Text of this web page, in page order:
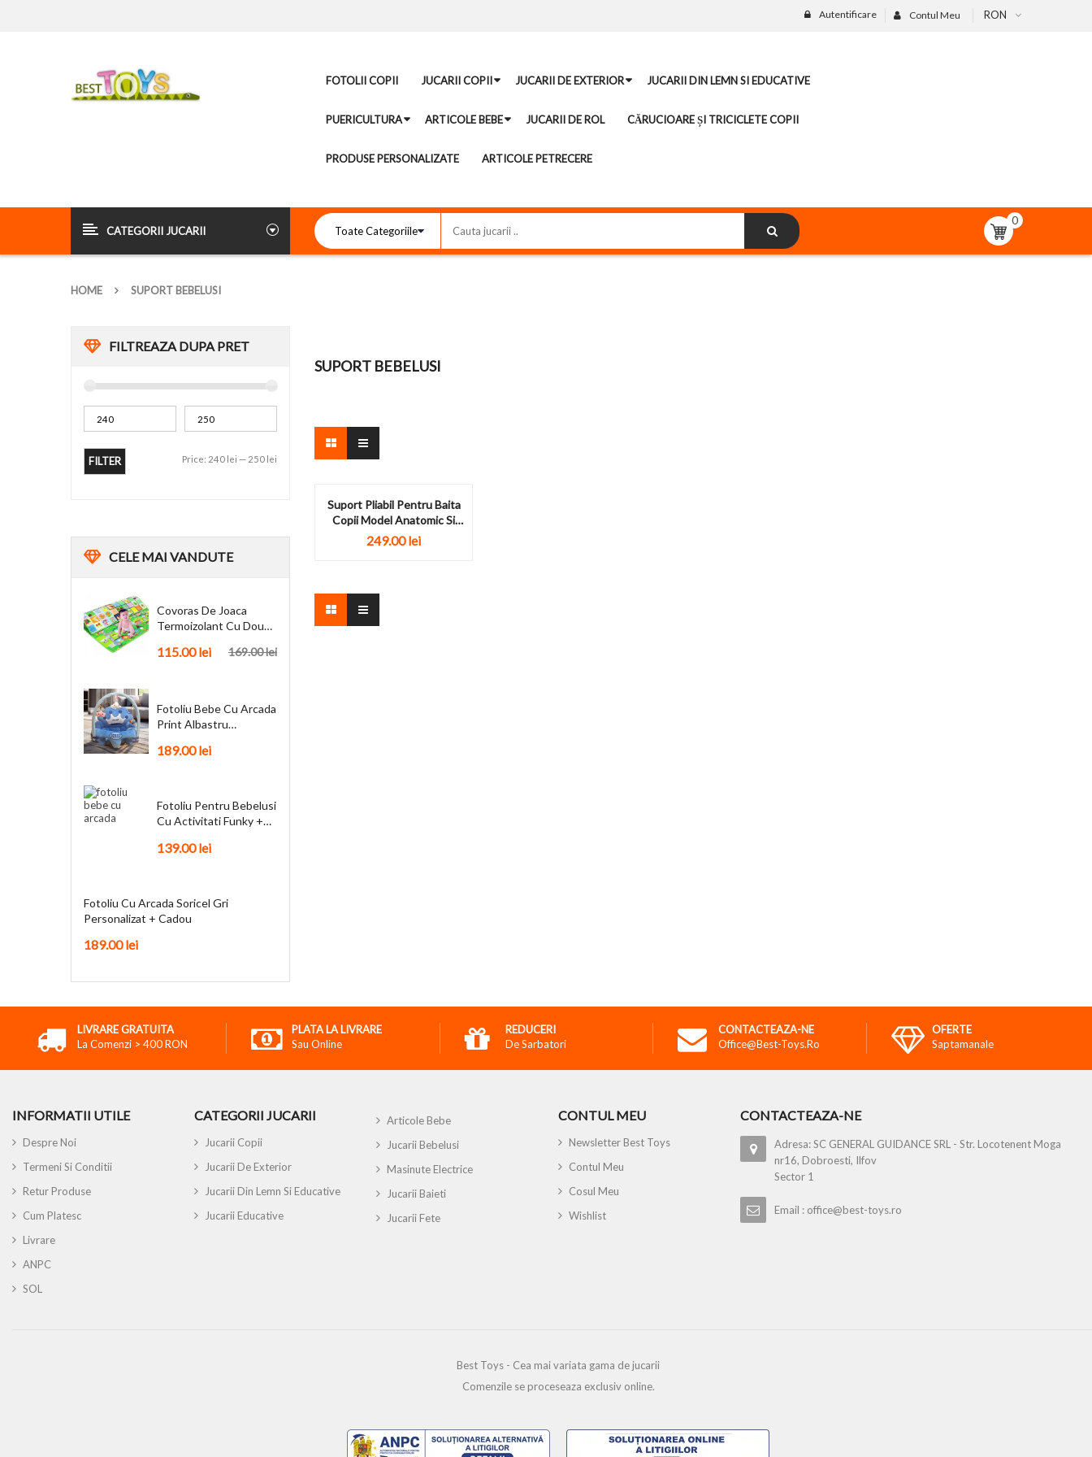
RON
Contul Meu
Autentificare
FOTOLII COPII JUCARII COPII JUCARII DE EXTERIOR JUCARII DIN LEMN SI EDUCATIVE
PUERICULTURA ARTICOLE BEBE JUCARII DE ROL CĂRUCIOARE ȘI TRICICLETE COPII
PRODUSE PERSONALIZATE ARTICOLE PETRECERE
CATEGORII JUCARII
0
HOME SUPORT BEBELUSI
FILTREAZA DUPA PRET
FILTER Price: 240 lei — 250 lei
CELEMAI VANDUTE
Covoras De Joaca
Termoizolant Cu Doua
169.00lei
115.00lei
Fotoliu Bebe Cu Arcada
Print Albastru
189.00lei
Fotoliu Pentru Bebelusi
Cu Activitati Funky +
139.00lei
Fotoliu Cu Arcada Soricel Gri
Personalizat + Cadou
189.00lei
SUPORT BEBELUSI
Suport Pliabil Pentru Baita
Copii Model Anatomic Si
Antiderapant
249.00lei
LIVRARE GRATUITA
La Comenzi > 400 RON
PLATA LA LIVRARE
Sau Online
REDUCERI
De Sarbatori
CONTACTEAZA-NE
Office@best-Toys.ro
OFERTE
Saptamanale
INFORMATII UTILE
Despre Noi
Termeni Si Conditii
Retur Produse
Cum Platesc
Livrare
ANPC
SOL
CATEGORII JUCARII
Jucarii Copii
Jucarii De Exterior
Jucarii Din Lemn Si Educative
Jucarii Educative
Articole Bebe
Jucarii Bebelusi
Masinute Electrice
Jucarii Baieti
Jucarii Fete
CONTUL MEU
Newsletter Best Toys
Contul Meu
Cosul Meu
Wishlist
CONTACTEAZA-NE
Adresa: SC GENERAL GUIDANCE SRL - Str. Locotenent Moga
nr16, Dobroesti, Ilfov
Sector 1
Email : office@best-toys.ro
Best Toys - Cea mai variata gama de jucarii
Comenzile se proceseaza exclusiv online.